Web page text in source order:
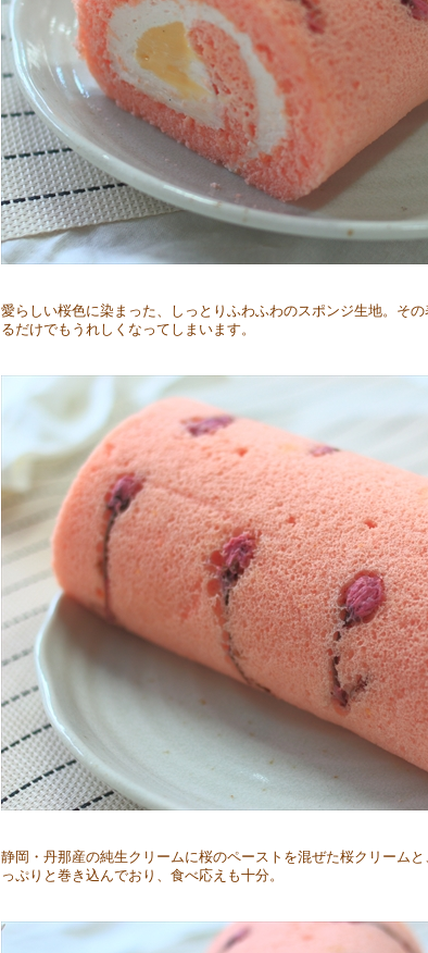
愛らしい桜色に染まった、しっとりふわふわのスポンジ生地。そ
るだけでもうれしくなってしまいます。
静岡・丹那産の純生クリームに桜のペーストを混ぜた桜クリーム
っぷりと巻き込んでおり、食べ応えも十分。